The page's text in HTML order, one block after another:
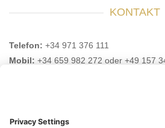
KONTAKT
Telefon: +34 971 376 111
Mobil: +34 659 982 272 oder +49 157